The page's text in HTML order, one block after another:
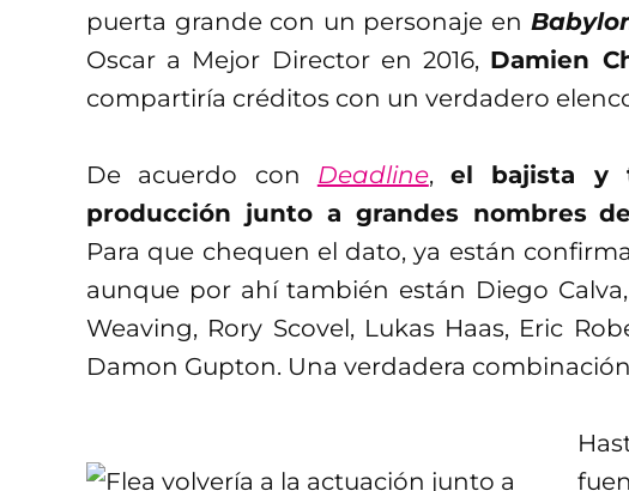
puerta grande con un personaje en
Oscar a Mejor Director en 2016, Damien
compartiría créditos con un verdadero
De acuerdo con Deadline,el bajista y
producción junto a grandes nombres
Para que chequen el dato, ya están
aunque por ahí también están Diego
Weaving, Rory Scovel, Lukas Haas, Eric
Damon Gupton. Una verdadera